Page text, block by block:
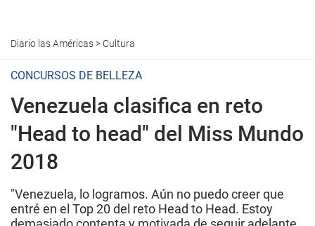
Diario las Américas> Cultura
CONCURSOS DE BELLEZA
Venezuela clasifica en reto
"Head to head" del Miss Mundo
2018
"Venezuela, lo logramos. Aún no puedo creer que
entré en el Top 20 del reto Head to Head. Estoy